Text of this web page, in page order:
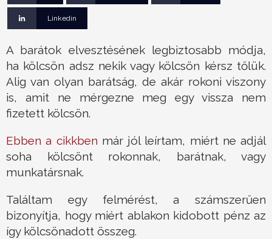
Linkedin
A barátok elvesztésének legbiztosabb módja,
ha kölcsön adsz nekik vagy kölcsön kérsz tőlük.
Alig van olyan barátság, de akár rokoni viszony
is, amit ne mérgezne meg egy vissza nem
fizetett kölcsön.
Ebben a cikkben már jól leírtam, miért ne adjál
soha kölcsönt rokonnak, barátnak, vagy
munkatársnak.
Találtam egy felmérést, a számszerűen
bizonyítja, hogy miért ablakon kidobott pénz az
így kölcsönadott összeg.